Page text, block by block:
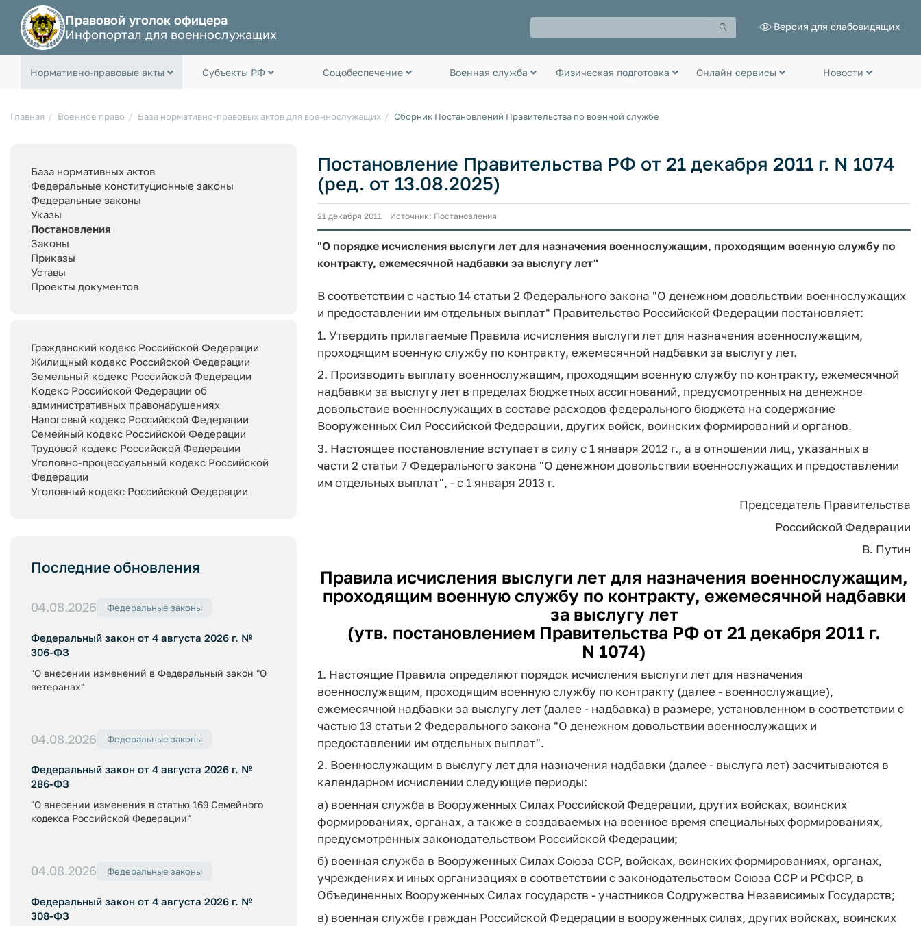
Правовой уголок офицера
Инфопортал для военнослужащих
Версия для слабовидящих
Нормативно-правовые акты Субъекты РФ Соцобеспечение Военная служба Физическая подготовка Онлайн сервисы Новости
Главная Военное право База нормативно-правовых актов для военнослужащих Сборник Постановлений Правительства по военной службе
База нормативных актов
Федеральные конституционные законы
Федеральные законы
Указы
Постановления
Законы
Приказы
Уставы
Проекты документов
Гражданский кодекс Российской Федерации
Жилищный кодекс Российской Федерации
Земельный кодекс Российской Федерации
Кодекс Российской Федерации об
административных правонарушениях
Налоговый кодекс Российской Федерации
Семейный кодекс Российской Федерации
Трудовой кодекс Российской Федерации
Уголовно-процессуальный кодекс Российской
Федерации
Уголовный кодекс Российской Федерации
Последние обновления
04.08.2026 Федеральные законы
Федеральный закон от 4 августа 2026 г. №
306-ФЗ
"О внесении изменений в Федеральный закон "О
ветеранах"
04.08.2026 Федеральные законы
Федеральный закон от 4 августа 2026 г. №
286-ФЗ
"О внесении изменения в статью 169 Семейного
кодекса Российской Федерации"
04.08.2026 Федеральные законы
Федеральный закон от 4 августа 2026 г. №
308-ФЗ
Постановление Правительства РФ от 21 декабря 2011 г. N 1074
(ред. от 13.08.2025)
21 декабря 2011 Источник: Постановления
"О порядке исчисления выслуги лет для назначения военнослужащим, проходящим военную службу по
контракту, ежемесячной надбавки за выслугу лет"
В соответствии с частью 14 статьи 2 Федерального закона "О денежном довольствии военнослужащих
и предоставлении им отдельных выплат" Правительство Российской Федерации постановляет:
1. Утвердить прилагаемые Правила исчисления выслуги лет для назначения военнослужащим,
проходящим военную службу по контракту, ежемесячной надбавки за выслугу лет.
2. Производить выплату военнослужащим, проходящим военную службу по контракту, ежемесячной
надбавки за выслугу лет в пределах бюджетных ассигнований, предусмотренных на денежное
довольствие военнослужащих в составе расходов федерального бюджета на содержание
Вооруженных Сил Российской Федерации, других войск, воинских формирований и органов.
3. Настоящее постановление вступает в силу с 1 января 2012 г., а в отношении лиц, указанных в
части 2 статьи 7 Федерального закона "О денежном довольствии военнослужащих и предоставлении
им отдельных выплат", - с 1 января 2013 г.
Председатель Правительства
Российской Федерации
В. Путин
Правила исчисления выслуги лет для назначения военнослужащим,
проходящим военную службу по контракту, ежемесячной надбавки
за выслугу лет
(утв. постановлением Правительства РФ от 21 декабря 2011 г.
N 1074)
1. Настоящие Правила определяют порядок исчисления выслуги лет для назначения
военнослужащим, проходящим военную службу по контракту (далее - военнослужащие),
ежемесячной надбавки за выслугу лет (далее - надбавка) в размере, установленном в соответствии с
частью 13 статьи 2 Федерального закона "О денежном довольствии военнослужащих и
предоставлении им отдельных выплат".
2. Военнослужащим в выслугу лет для назначения надбавки (далее - выслуга лет) засчитываются в
календарном исчислении следующие периоды:
а) военная служба в Вооруженных Силах Российской Федерации, других войсках, воинских
формированиях, органах, а также в создаваемых на военное время специальных формированиях,
предусмотренных законодательством Российской Федерации;
б) военная служба в Вооруженных Силах Союза ССР, войсках, воинских формированиях, органах,
учреждениях и иных организациях в соответствии с законодательством Союза ССР и РСФСР, в
Объединенных Вооруженных Силах государств - участников Содружества Независимых Государств;
в) военная служба граждан Российской Федерации в вооруженных силах, других войсках, воинских